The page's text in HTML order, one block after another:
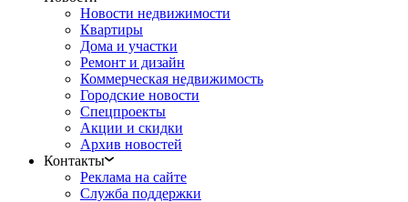
Новости недвижимости
Квартиры
Дома и участки
Ремонт и дизайн
Коммерческая недвижимость
Городские новости
Спецпроекты
Акции и скидки
Архив новостей
Контакты
Реклама на сайте
Служба поддержки